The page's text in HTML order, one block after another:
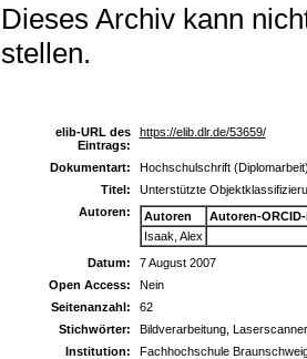
Dieses Archiv kann
stellen.
elib-URL des
Eintrags:
https://elib.dlr.de/53659/
Dokumentart:
Hochschulschrift
Titel:
Unterstützte
Autoren:
Autoren
Autoren-
Isaak, Alex
Datum:
7 August 2007
Open Access:
Nein
Seitenanzahl:
62
Stichwörter:
Bildverarbeitung,
Institution:
Fachhochschule